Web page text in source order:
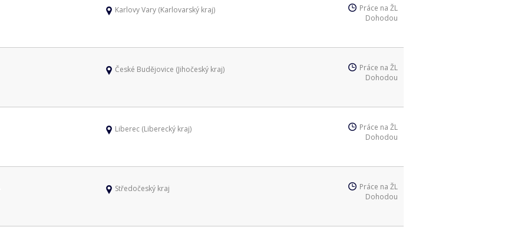
Karlovy Vary (Karlovarský kraj)
Práce na ŽL
Dohodou
České Budějovice (Jihočeský kraj)
Práce na ŽL
Dohodou
Liberec (Liberecký kraj)
Práce na ŽL
Dohodou
Středočeský kraj
Práce na ŽL
Dohodou